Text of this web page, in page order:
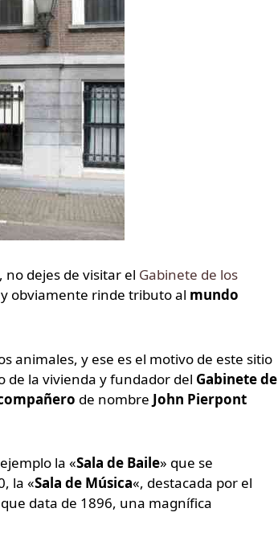
no dejes de visitar el Gabinete de los
y obviamente rinde tributo al mundo
animales, y ese es el motivo de este sitio
de la vivienda y fundador del Gabinete de
de nombre John Pierpont
la «Sala de Baile» que se
la «Sala de Música«, destacada por el
data de 1896, una magnífica